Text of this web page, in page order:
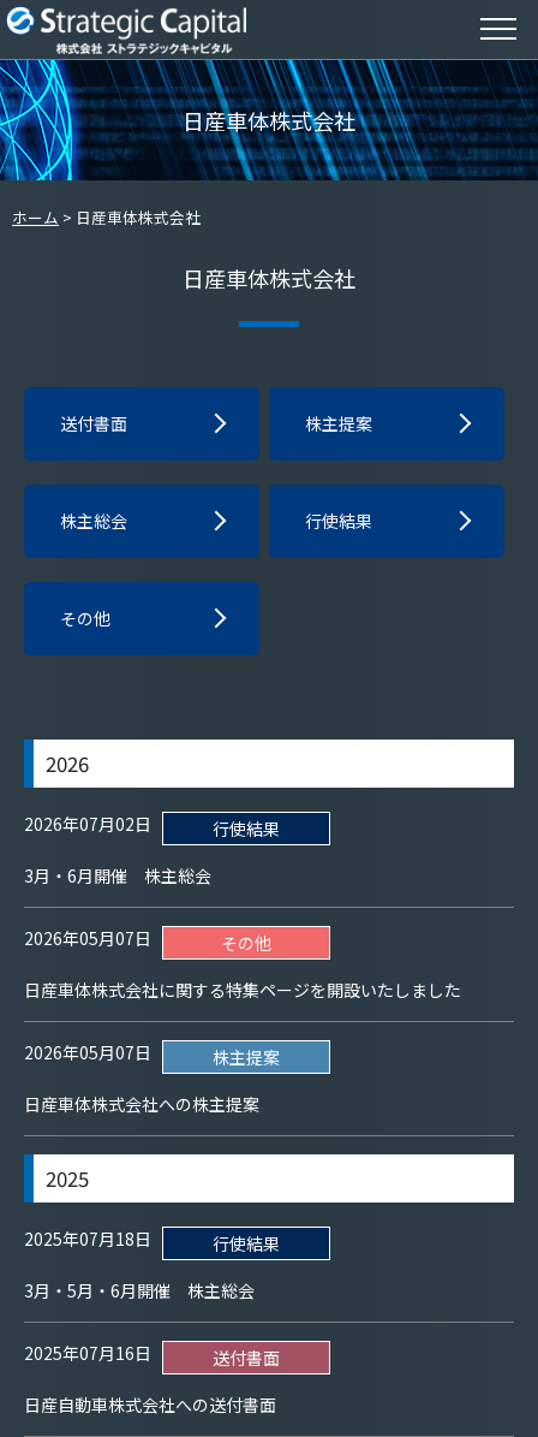
日産車体株式会社
ホーム 日産車体株式会社
日産車体株式会社
送付書面 株主提案
株主総会 行使結果
その他
2026
2026年07月02日
行使結果
3月・6月開催 株主総会
2026年05月07日
その他
日産車体株式会社に関する特集ページを開設いたしました
2026年05月07日
株主提案
日産車体株式会社への株主提案
2025
2025年07月18日
行使結果
3月・5月・6月開催 株主総会
2025年07月16日
送付書面
日産自動車株式会社への送付書面